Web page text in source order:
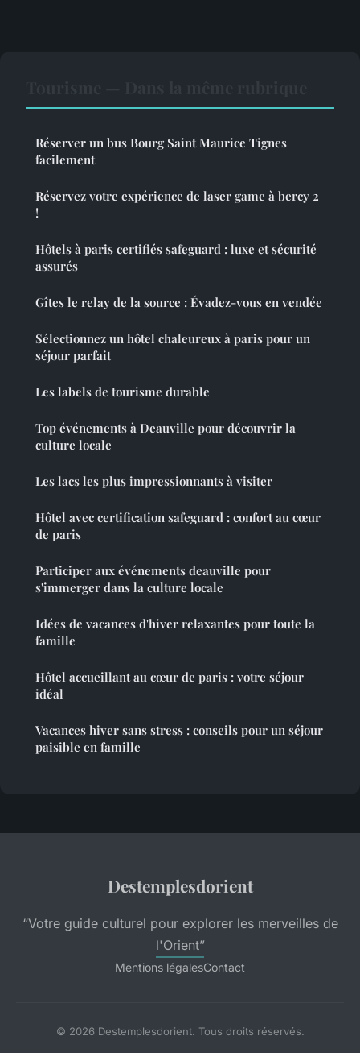
Réserver un bus Bourg Saint Maurice Tignes
facilement
Réservez votre expérience de laser game à bercy 2
!
Hôtels à paris certifiés safeguard : luxe et sécurité
assurés
Gîtes le relay de la source : Évadez-vous en vendée
Sélectionnez un hôtel chaleureux à paris pour un
séjour parfait
Les labels de tourisme durable
Top événements à Deauville pour découvrir la
culture locale
Les lacs les plus impressionnants à visiter
Hôtel avec certification safeguard : confort au cœur
de paris
Participer aux événements deauville pour
s'immerger dans la culture locale
Idées de vacances d'hiver relaxantes pour toute la
famille
Hôtel accueillant au cœur de paris : votre séjour
idéal
Vacances hiver sans stress : conseils pour un séjour
paisible en famille
Destemplesdorient
“Votre guide culturel pour explorer les merveilles de
l'Orient”
Mentions légalesContact
© 2026 Destemplesdorient. Tous droits réservés.